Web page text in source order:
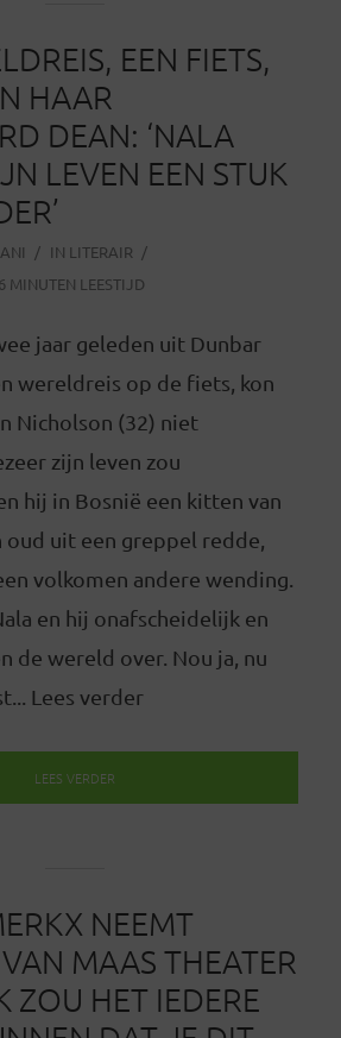
EEN FIETS,
HAAR
DEAN: ‘NALA
LEVEN EEN STUK
IN LITERAIR
6 MINUTEN LEESTIJD
jaar geleden uit Dunbar
wereldreis op de fiets, kon
Nicholson (32) niet
zijn leven zou
hij in Bosnië een kitten van
oud uit een greppel redde,
volkomen andere wending.
en hij onafscheidelijk en
de wereld over. Nou ja, nu
Lees verder
LEES VERDER
NEEMT
MAAS THEATER
ZOU HET IEDERE